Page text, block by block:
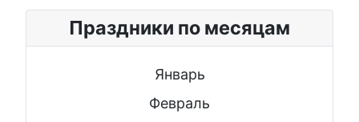
Праздники по месяцам
Январь
Февраль